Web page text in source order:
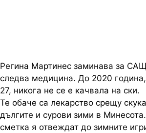
Регина Мартинес заминава за
следва медицина. До 2020 година,
27, никога не се е качвала на ски.
Те обаче са лекарство срещу
дългите и сурови зими в
сметка я отвеждат до зимните